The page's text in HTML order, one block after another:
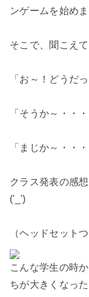
ンゲームを始めま
そこで、聞こえ
「お～！どうだ
「そうか～・・
「まじか～・・・
クラス発表の感
('_')
（ヘッドセット
こんな学生の時
ちが大きくなった